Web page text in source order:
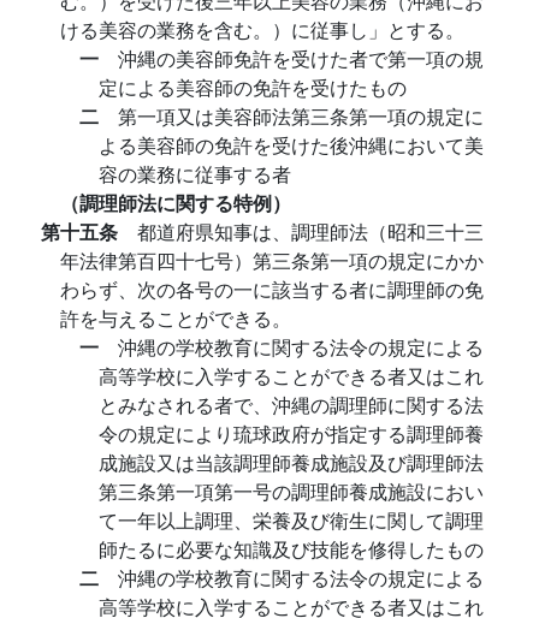
ける美容の業務を含む。）に従事し」とする。
一 沖縄の美容師免許を受けた者で第一項の規
定による美容師の免許を受けたもの
二 第一項又は美容師法第三条第一項の規定に
よる美容師の免許を受けた後沖縄において美
容の業務に従事する者
（調理師法に関する特例）
第十五条 都道府県知事は、調理師法（昭和三十三
年法律第百四十七号）第三条第一項の規定にかか
わらず、次の各号の一に該当する者に調理師の免
許を与えることができる。
一 沖縄の学校教育に関する法令の規定による
高等学校に入学することができる者又はこれ
とみなされる者で、沖縄の調理師に関する法
令の規定により琉球政府が指定する調理師養
成施設又は当該調理師養成施設及び調理師法
第三条第一項第一号の調理師養成施設におい
て一年以上調理、栄養及び衛生に関して調理
師たるに必要な知識及び技能を修得したもの
二 沖縄の学校教育に関する法令の規定による
高等学校に入学することができる者又はこれ